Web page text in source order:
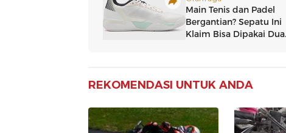
REKOMENDASI UNTUK ANDA